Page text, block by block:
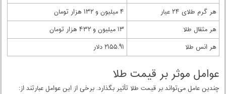
هر گرم طلای ٢۴ عیار
۴ میلیون و ۱۳۲ هزار تومان
هر مثقال طلا
۱۳ میلیون و ۴۳۲ هزار تومان
هر انس طلا
۲۱۵۵.۹۱ دلار
عوامل موثر بر قیمت طلا
چندین عامل می‌تواند بر قیمت طلا تأثیر بگذارد. برخی از این عوامل عبارتند از: